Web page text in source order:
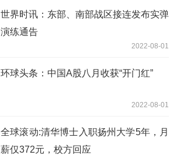
世界时讯：东部、南部战区接连发布实弹
演练通告
2022-08-01
环球头条：中国A股八月收获“开门红”
2022-08-01
全球滚动:清华博士入职扬州大学5年，月
薪仅372元，校方回应